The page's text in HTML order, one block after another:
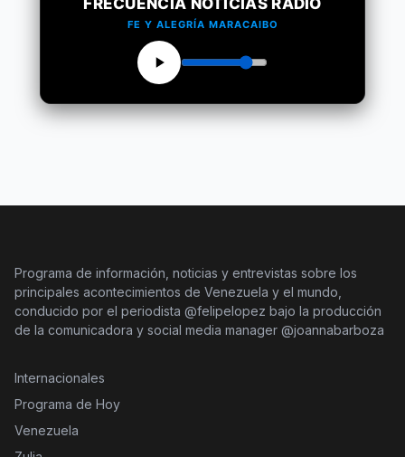
FRECUENCIA NOTICIAS RADIO
FE Y ALEGRÍA MARACAIBO
Programa de información, noticias y entrevistas sobre los
principales acontecimientos de Venezuela y el mundo,
conducido por el periodista @felipelopez bajo la producción
de la comunicadora y social media manager @joannabarboza
Internacionales
Programa de Hoy
Venezuela